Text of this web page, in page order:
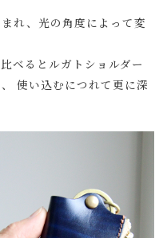
れ、光の角度によって変
べるとルガトショルダー
使い込むにつれて更に深